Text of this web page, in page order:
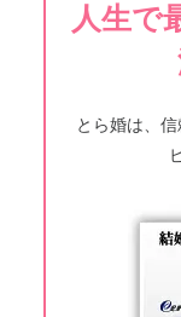
人生で
とら婚は、